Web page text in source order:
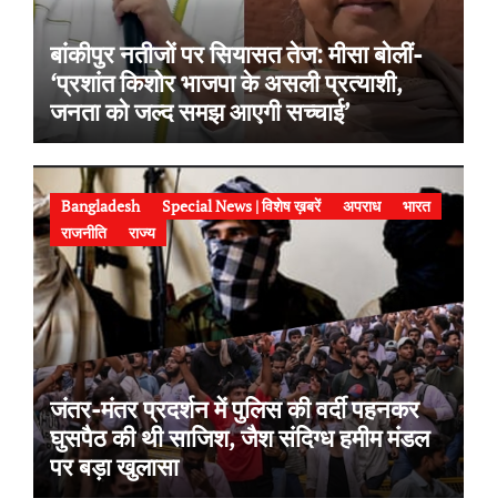
बांकीपुर नतीजों पर सियासत तेज: मीसा बोलीं-
‘प्रशांत किशोर भाजपा के असली प्रत्याशी,
जनता को जल्द समझ आएगी सच्चाई’
Bangladesh Special News | विशेष ख़बरें अपराध
भारत
राजनीति
राज्य
जंतर-मंतर प्रदर्शन में पुलिस की वर्दी पहनकर
घुसपैठ की थी साजिश, जैश संदिग्ध हमीम मंडल
पर बड़ा खुलासा